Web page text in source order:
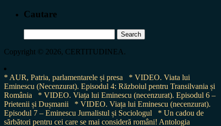
Cautare
for:
Copyright © 2026, CERTITUDINEA.
* AUR, Patria, parlamentarele și presa
* VIDEO. Viata lui
Eminescu (Necenzurat). Episodul 4: Războiul pentru Transilvania și
România
* VIDEO. Viața lui Eminescu (necenzurat). Episodul 6 –
Prietenii și Dușmanii
* VIDEO. Viața lui Eminescu (necenzurat).
Episodul 7 – Eminescu Jurnalistul și Sociologul
* Un cadou de
sărbători pentru cei care se mai consideră români! Antologia